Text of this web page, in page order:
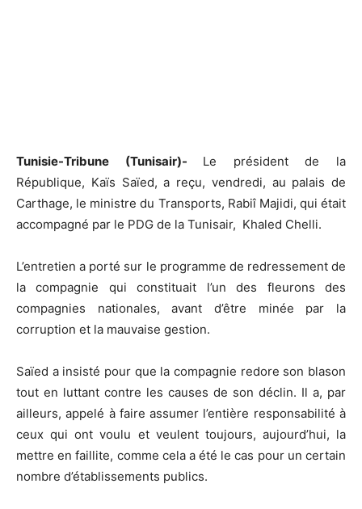
Tunisie-Tribune (Tunisair)- Le président de la
République, Kaïs Saïed, a reçu, vendredi, au palais de
Carthage, le ministre du Transports, Rabiî Majidi, qui était
accompagné par le PDG de la Tunisair, Khaled Chelli.
L’entretien a porté sur le programme de redressement de
la compagnie qui constituait l’un des fleurons des
compagnies nationales, avant d’être minée par la
corruption et la mauvaise gestion.
Saïed a insisté pour que la compagnie redore son blason
tout en luttant contre les causes de son déclin. Il a, par
ailleurs, appelé à faire assumer l’entière responsabilité à
ceux qui ont voulu et veulent toujours, aujourd’hui, la
mettre en faillite, comme cela a été le cas pour un certain
nombre d’établissements publics.